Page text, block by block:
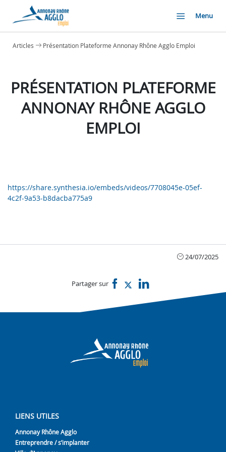
Menu
Articles Présentation Plateforme Annonay Rhône Agglo Emploi
PRÉSENTATION PLATEFORME
ANNONAY RHÔNE AGGLO
EMPLOI
https://share.synthesia.io/embeds/videos/7708045e-05ef-
4c2f-9a53-b8dacba775a9
24/07/2025
Partager sur
LIENS UTILES
Annonay Rhône Agglo
Entreprendre / s’implanter